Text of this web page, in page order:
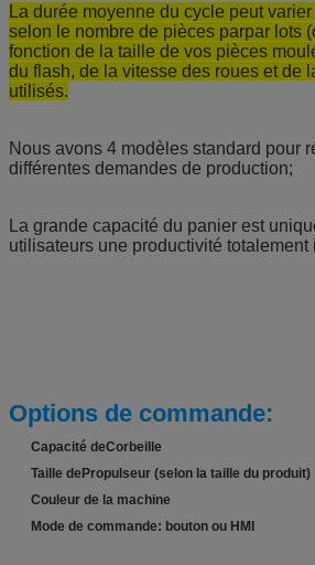
La durée moyenne du cycle peut
selon le nombre de pièces parpar lots
fonction de la taille de vos pièces
du flash, de la vitesse des roues et de
utilisés.
Nous avons 4 modèles standard pour
différentes demandes de production;
La grande capacité du panier est
utilisateurs une productivité totalement
Options de commande:
Capacité deCorbeille
Taille de Propulseur (selon la taille du produit)
Couleur de la machine
Mode de commande: bouton ou HMI